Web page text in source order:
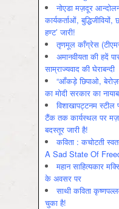
नोएडा मज़दूर
कार्यकर्ताओं,
हण्ट’ जारी!
तृणमूल काँग्रेस
अमानवीयता की हदें
साम्राज्यवाद की घेराबन्दी
“आँकड़े छिपाओ,
का मोदी सरकार का
विशाखापट्टनम
टैंक तक कार्यस्थल पर
बदस्तूर जारी है!
कविता : कचोटती
A Sad State Of
महान साहित्यकार
के अवसर पर
साथी कविता
चुका है!